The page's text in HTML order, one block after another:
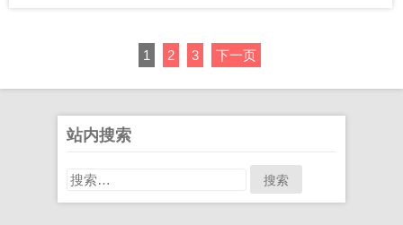
章
PAGE
1 PAGE
2 PAGE
3 下一页
站内搜索
搜
索：